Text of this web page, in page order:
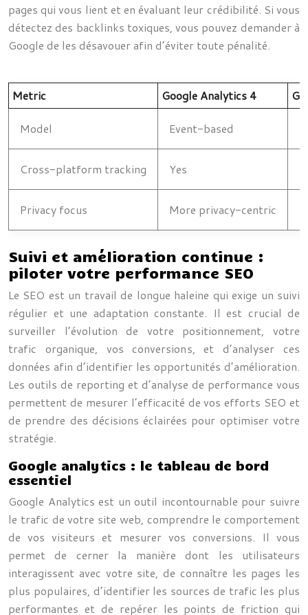
pages qui vous lient et en évaluant leur crédibilité. Si vous
détectez des backlinks toxiques, vous pouvez demander à
Google de les désavouer afin d’éviter toute pénalité.
Metric Google Analytics 4
Model Event-based
Cross-platform tracking Yes
Privacy focus More privacy-centric
Suivi et amélioration continue :
piloter votre performance SEO
Le SEO est un travail de longue haleine qui exige un suivi
régulier et une adaptation constante. Il est crucial de
surveiller l’évolution de votre positionnement, votre
trafic organique, vos conversions, et d’analyser ces
données afin d’identifier les opportunités d’amélioration.
Les outils de reporting et d’analyse de performance vous
permettent de mesurer l’efficacité de vos efforts SEO et
de prendre des décisions éclairées pour optimiser votre
stratégie.
Google analytics : le tableau de bord
essentiel
Google Analytics est un outil incontournable pour suivre
le trafic de votre site web, comprendre le comportement
de vos visiteurs et mesurer vos conversions. Il vous
permet de cerner la manière dont les utilisateurs
interagissent avec votre site, de connaître les pages les
plus populaires, d’identifier les sources de trafic les plus
performantes et de repérer les points de friction qui